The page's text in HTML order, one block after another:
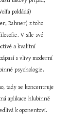
pokládá)
Rahner) z toho
V síle své
a kvalitní
s vlivy moderní
psychologie.
tady se koncentruje
aplikace hlubinně
k oponentovi.